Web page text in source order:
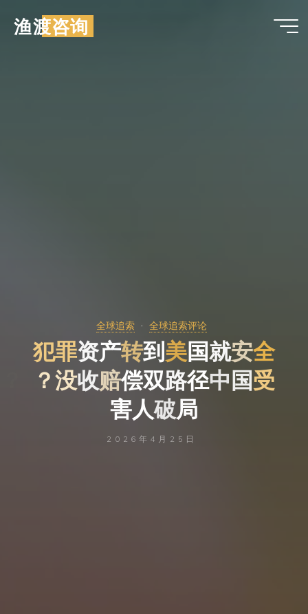
渔渡咨询
全球追索 全球追索评论
犯罪资产转到美国就安
安 全
？
？ 没
没收赔
赔偿双路径中国受
害人破局
2026年4月25日